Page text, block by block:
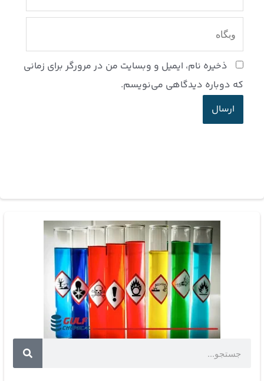
وبگاه
ذخیره نام، ایمیل و وبسایت من در مرورگر برای زمانی
که دوباره دیدگاهی می‌نویسم.
جستجو